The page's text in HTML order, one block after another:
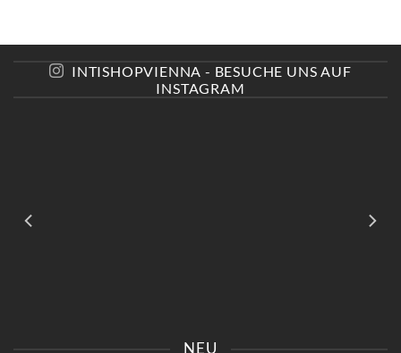
INTISHOPVIENNA - BESUCHE UNS AUF
INSTAGRAM
NEU